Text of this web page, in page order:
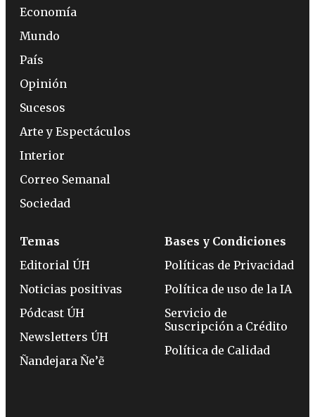
Economía
Mundo
País
Opinión
Sucesos
Arte y Espectáculos
Interior
Correo Semanal
Sociedad
Temas
Editorial ÚH
Noticias positivas
Pódcast ÚH
Newsletters ÚH
Ñandejara Ñe’ẽ
Bases y Condiciones
Políticas de Privacidad
Política de uso de la IA
Servicio de
Suscripción a Crédito
Política de Calidad